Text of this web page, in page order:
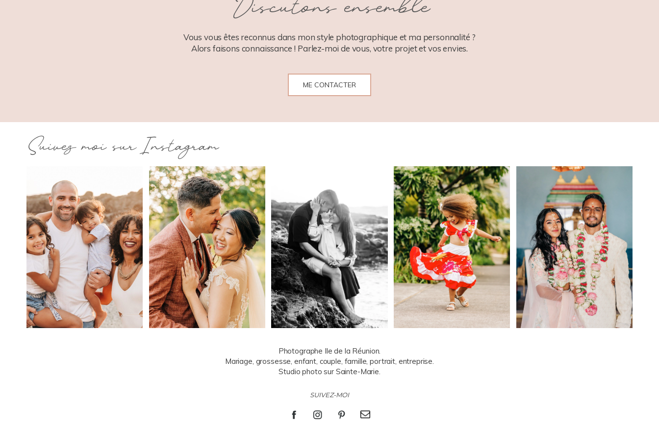
Discutons ensemble
Vous vous êtes reconnus dans mon style photographique et ma personnalité ?
Alors faisons connaissance ! Parlez-moi de vous, votre projet et vos envies.
ME CONTACTER
Suivez moi sur Instagram
Photographe Ile de la Réunion.
Mariage, grossesse, enfant, couple, famille, portrait, entreprise.
Studio photo sur Sainte-Marie.
SUIVEZ-MOI